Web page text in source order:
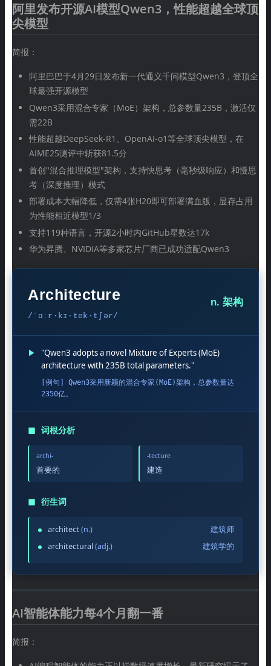
阿里发布开源AI模型Qwen3，性能超越全球顶
尖模型
简报：
阿里巴巴于4月29日发布新一代通义千问模型Qwen3，登顶全
球最强开源模型
Qwen3采用混合专家（MoE）架构，总参数量235B，激活仅
需22B
性能超越DeepSeek-R1、OpenAI-o1等全球顶尖模型，在
AIME25测评中斩获81.5分
首创"混合推理模型"架构，支持快思考（毫秒级响应）和慢思
考（深度推理）模式
部署成本大幅降低，仅需4张H20即可部署满血版，显存占用
为性能相近模型1/3
支持119种语言，开源2小时内GitHub星数达17k
华为昇腾、NVIDIA等多家芯片厂商已成功适配Qwen3
Architecture
/ˈɑːr·kɪ·tek·tʃər/
n. 架构
▶
"Qwen3 adopts a novel Mixture of Experts (MoE)
architecture with 235B total parameters."
[例句] Qwen3采用新颖的混合专家(MoE)架构，总参数量达
2350亿。
◼ 词根分析
archi-
首要的
-tecture
建造
◼ 衍生词
architect(n.)
建筑师
architectural(adj.) 建筑学的
AI智能体能力每4个月翻一番
简报：